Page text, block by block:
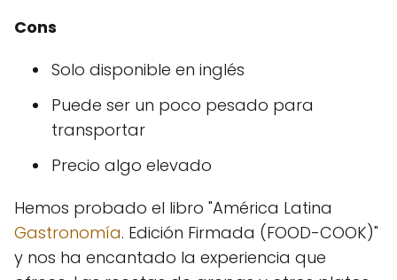
Cons
Solo disponible en inglés
Puede ser un poco pesado para
transportar
Precio algo elevado
Hemos probado el libro "América Latina
Gastronomía. Edición Firmada (FOOD-COOK)"
y nos ha encantado la experiencia que